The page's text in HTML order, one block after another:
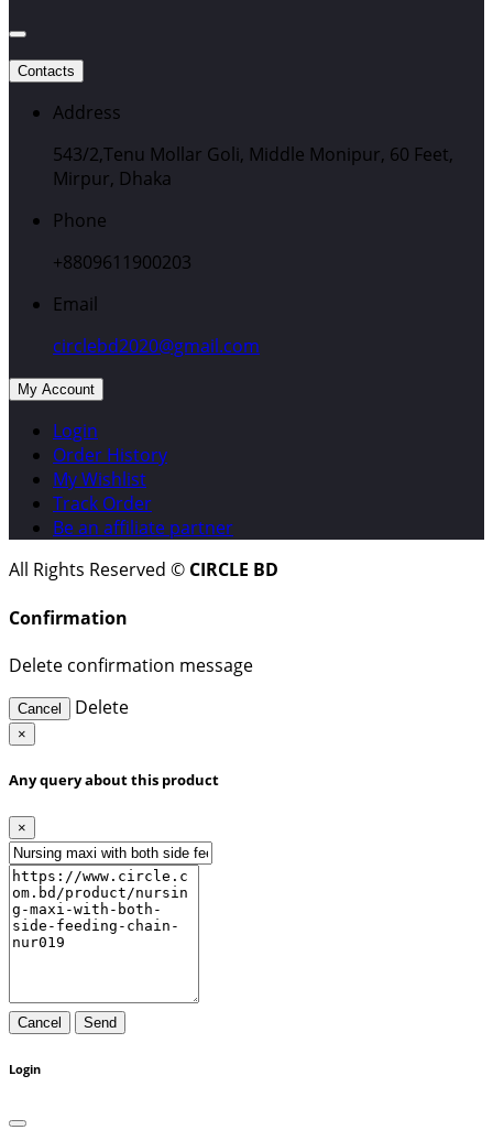
Contacts
Address
543/2,Tenu Mollar Goli, Middle Monipur, 60 Feet,
Mirpur, Dhaka
Phone
+8809611900203
Email
circlebd2020@gmail.com
My Account
Login
Order History
My Wishlist
Track Order
Be an affiliate partner
All Rights Reserved © CIRCLE BD
Confirmation
Delete confirmation message
Cancel Delete
×
Any query about this product
×
Cancel Send
Login